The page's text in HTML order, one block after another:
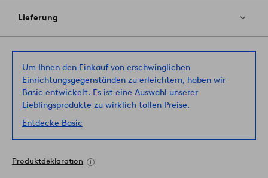
Lieferung
Um Ihnen den Einkauf von erschwinglichen
Einrichtungsgegenständen zu erleichtern, haben wir
Basic entwickelt. Es ist eine Auswahl unserer
Lieblingsprodukte zu wirklich tollen Preise.
Entdecke Basic
Produktdeklaration